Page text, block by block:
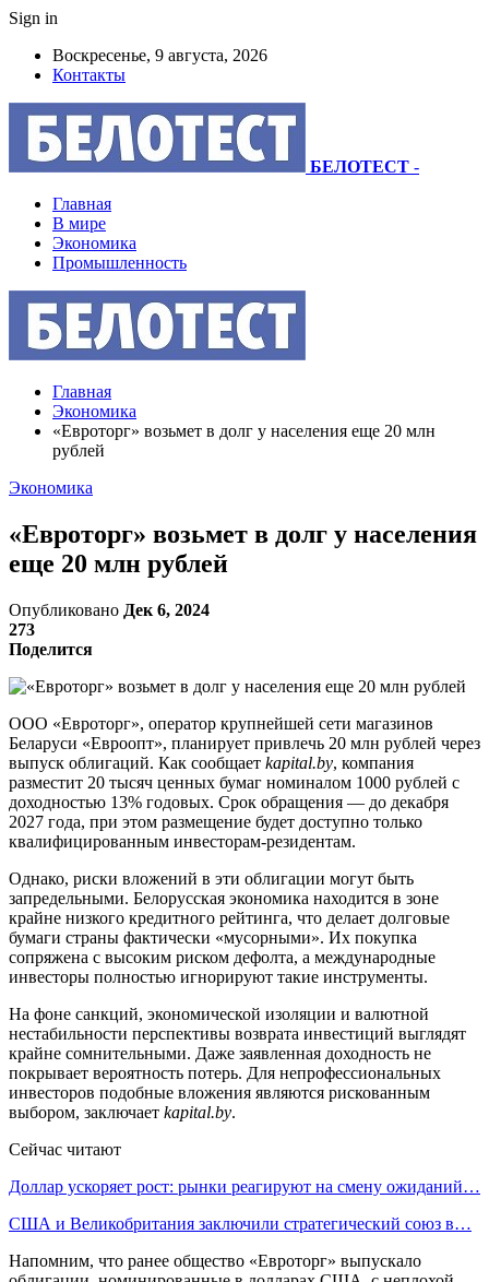
Sign in
Воскресенье, 9 августа, 2026
Контакты
БЕЛОТЕСТ -
Главная
В мире
Экономика
Промышленность
Главная
Экономика
«Евроторг» возьмет в долг у населения еще 20 млн
рублей
Экономика
«Евроторг» возьмет в долг у населения
еще 20 млн рублей
Опубликовано Дек 6, 2024
273
Поделится
ООО «Евроторг», оператор крупнейшей сети магазинов
Беларуси «Евроопт», планирует привлечь 20 млн рублей через
выпуск облигаций. Как сообщает kapital.by, компания
разместит 20 тысяч ценных бумаг номиналом 1000 рублей с
доходностью 13% годовых. Срок обращения — до декабря
2027 года, при этом размещение будет доступно только
квалифицированным инвесторам-резидентам.
Однако, риски вложений в эти облигации могут быть
запредельными. Белорусская экономика находится в зоне
крайне низкого кредитного рейтинга, что делает долговые
бумаги страны фактически «мусорными». Их покупка
сопряжена с высоким риском дефолта, а международные
инвесторы полностью игнорируют такие инструменты.
На фоне санкций, экономической изоляции и валютной
нестабильности перспективы возврата инвестиций выглядят
крайне сомнительными. Даже заявленная доходность не
покрывает вероятность потерь. Для непрофессиональных
инвесторов подобные вложения являются рискованным
выбором, заключает kapital.by.
Сейчас читают
Доллар ускоряет рост: рынки реагируют на смену ожиданий…
США и Великобритания заключили стратегический союз в…
Напомним, что ранее общество «Евроторг» выпускало